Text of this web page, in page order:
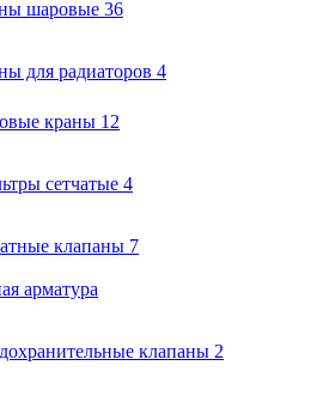
шаровые 36
для радиаторов 4
краны 12
сетчатые 4
клапаны 7
арматура
клапаны 2